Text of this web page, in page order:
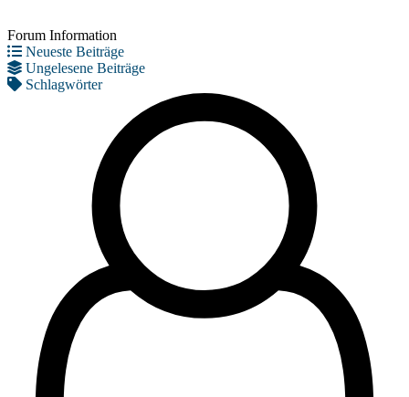
Forum Information
Neueste Beiträge
Ungelesene Beiträge
Schlagwörter